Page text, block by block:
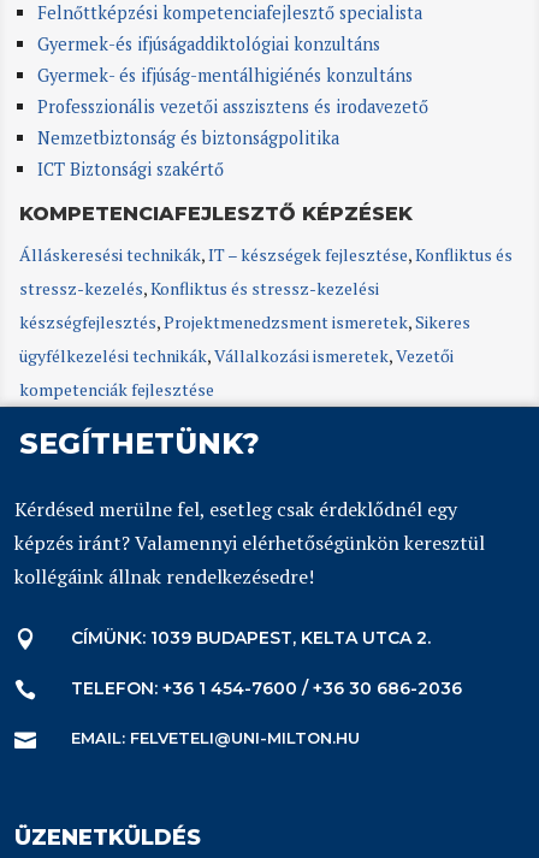
Felnőttképzési kompetenciafejlesztő specialista
Gyermek-és ifjúságaddiktológiai konzultáns
Gyermek- és ifjúság-mentálhigiénés konzultáns
Professzionális vezetői asszisztens és irodavezető
Nemzetbiztonság és biztonságpolitika
ICT Biztonsági szakértő
KOMPETENCIAFEJLESZTŐ KÉPZÉSEK
Álláskeresési technikák,IT – készségek fejlesztése,Konfliktus és
stressz-kezelés,Konfliktus és stressz-kezelési
készségfejlesztés,Projektmenedzsment ismeretek,Sikeres
ügyfélkezelési technikák,Vállalkozási ismeretek,Vezetői
kompetenciák fejlesztése
SEGÍTHETÜNK?
Kérdésed merülne fel, esetleg csak érdeklődnél egy
képzés iránt? Valamennyi elérhetőségünkön keresztül
kollégáink állnak rendelkezésedre!
 CÍMÜNK: 1039 BUDAPEST, KELTA UTCA 2.
 TELEFON: +36 1 454-7600 / +36 30 686-2036
 EMAIL: FELVETELI@UNI-MILTON.HU
ÜZENETKÜLDÉS